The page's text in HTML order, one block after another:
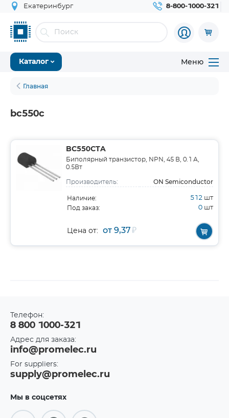
Екатеринбург 8-800-1000-321
Каталог Меню
Главная
bc550c
BC550CTA
Биполярный транзистор, NPN, 45 В, 0.1 А,
0.5Вт
Производитель: ON Semiconductor
Наличие: 512 шт
Под заказ: 0 шт
Цена от: от 9,37₽
Телефон:
8 800 1000-321
Адрес для заказа:
info@promelec.ru
For suppliers:
supply@promelec.ru
Мы в соцсетях